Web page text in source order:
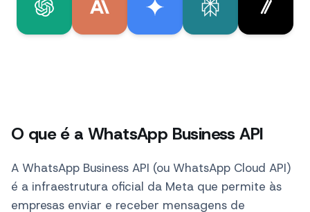
O que é a WhatsApp Business API
A WhatsApp Business API (ou WhatsApp Cloud API)
é a infraestrutura oficial da Meta que permite às